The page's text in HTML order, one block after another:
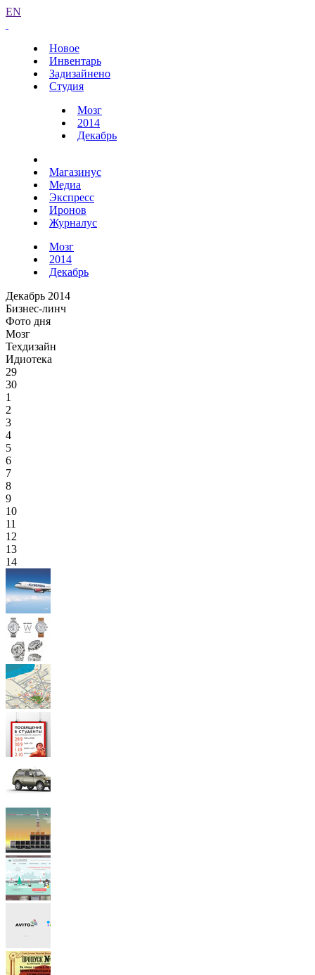
EN
Новое
Инвентарь
Задизайнено
Студия
Мозг
2014
Декабрь
Магазинус
Медиа
Экспресс
Иронов
Журналус
Мозг
2014
Декабрь
Декабрь 2014
Бизнес-линч
Фото дня
Мозг
Техдизайн
Идиотека
29
30
1
2
3
4
5
6
7
8
9
10
11
12
13
14